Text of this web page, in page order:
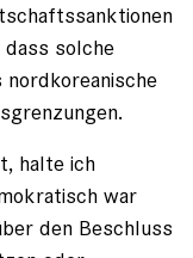
solche
nordkoreanische
halte ich
war
den Beschluss